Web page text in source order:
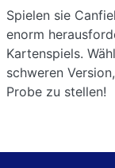
Spielen sie
enorm
Kartenspiels.
schweren
Probe zu stellen!